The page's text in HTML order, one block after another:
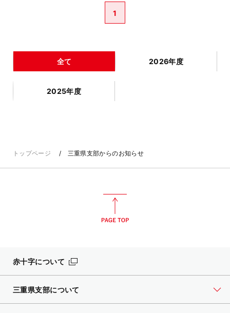
1
全て 2026年度
2025年度
トップページ 三重県支部からのお知らせ
赤十字について
三重県支部について